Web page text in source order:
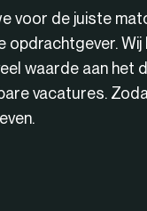
voor de juiste
opdrachtgever.
waarde aan het
vacatures.